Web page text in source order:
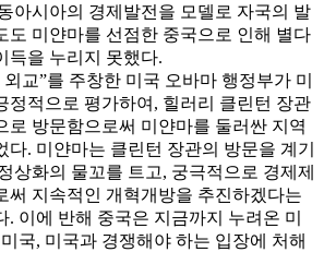
아시아의 경제발전을 모델로 자국의 발
도 미얀마를 선점한 중국으로 인해 별다
득을 누리지 못했다.
교”를 주창한 미국 오바마 행정부가 미
정적으로 평가하여, 힐러리 클린턴 장관
로 방문함으로써 미얀마를 둘러싼 지역
다. 미얀마는 클린턴 장관의 방문을 계기
상화의 물꼬를 트고, 궁극적으로 경제제
써 지속적인 개혁개방을 추진하겠다는
. 이에 반해 중국은 지금까지 누려온 미
국, 미국과 경쟁해야 하는 입장에 처해